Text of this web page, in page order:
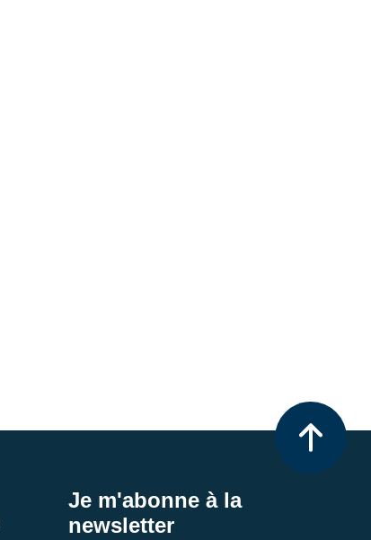
Je m'abonne à la
newsletter